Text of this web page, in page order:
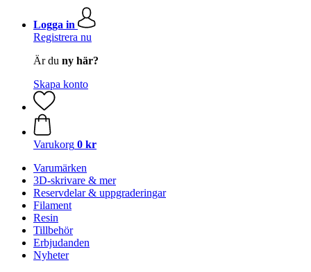
Logga in
Registrera nu
Är du ny här?
Skapa konto
Varukorg 0 kr
Varumärken
3D-skrivare & mer
Reservdelar & uppgraderingar
Filament
Resin
Tillbehör
Erbjudanden
Nyheter